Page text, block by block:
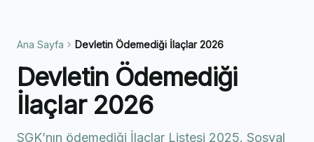
Ana Sayfa chevron_right Devletin Ödemediği İlaçlar 2026
Devletin Ödemediği
İlaçlar 2026
SGK’nın ödemediği İlaçlar Listesi 2025. Sosyal